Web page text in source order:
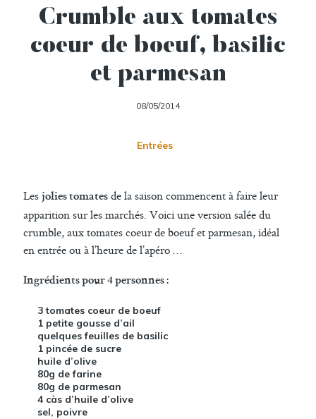
Crumble aux tomates
coeur de boeuf, basilic
et parmesan
08/05/2014
Entrées
Les jolies tomates de la saison commencent à faire leur
apparition sur les marchés. Voici une version salée du
crumble, aux tomates coeur de boeuf et parmesan, idéal
en entrée ou à l’heure de l’apéro …
Ingrédients pour 4 personnes :
3 tomates coeur de boeuf
1 petite gousse d’ail
quelques feuilles de basilic
1 pincée de sucre
huile d’olive
80g de farine
80g de parmesan
4 càs d’huile d’olive
sel, poivre